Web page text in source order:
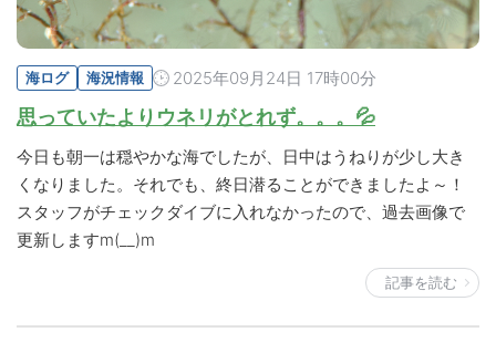
海ログ 海況情報 2025年09月24日 17時00分
思っていたよりウネリがとれず。。。💦
今日も朝一は穏やかな海でしたが、日中はうねりが少し大き
くなりました。それでも、終日潜ることができましたよ～！
スタッフがチェックダイブに入れなかったので、過去画像で
更新しますm(__)m
記事を読む